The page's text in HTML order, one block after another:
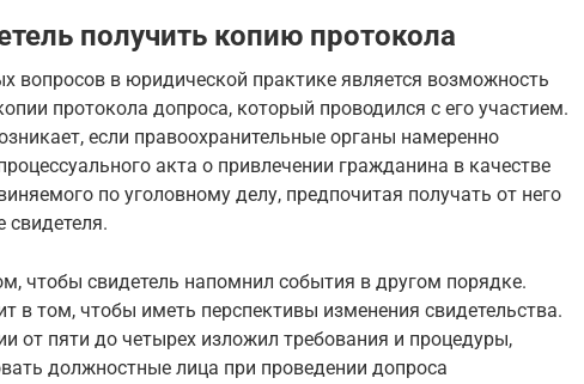
получить копию протокола
вопросов в юридической практике является возможность
протокола допроса, который проводился с его участием.
если правоохранительные органы намеренно
акта о привлечении гражданина в качестве
по уголовному делу, предпочитая получать от него
чтобы свидетель напомнил события в другом порядке.
в том, чтобы иметь перспективы изменения свидетельства.
от пяти до четырех изложил требования и процедуры,
должностные лица при проведении допроса